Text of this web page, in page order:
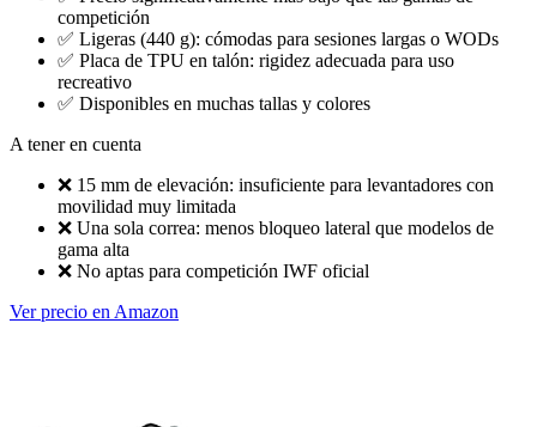
competición
✅ Ligeras (440 g): cómodas para sesiones largas o WODs
✅ Placa de TPU en talón: rigidez adecuada para uso
recreativo
✅ Disponibles en muchas tallas y colores
A tener en cuenta
❌ 15 mm de elevación: insuficiente para levantadores con
movilidad muy limitada
❌ Una sola correa: menos bloqueo lateral que modelos de
gama alta
❌ No aptas para competición IWF oficial
Ver precio en Amazon